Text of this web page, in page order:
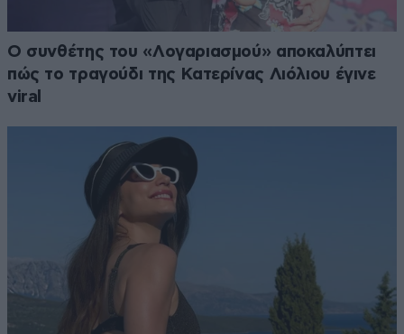
Ο συνθέτης του «Λογαριασμού» αποκαλύπτει
πώς το τραγούδι της Κατερίνας Λιόλιου έγινε
viral